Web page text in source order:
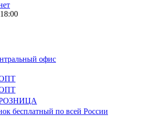
офис
бесплатный по всей России